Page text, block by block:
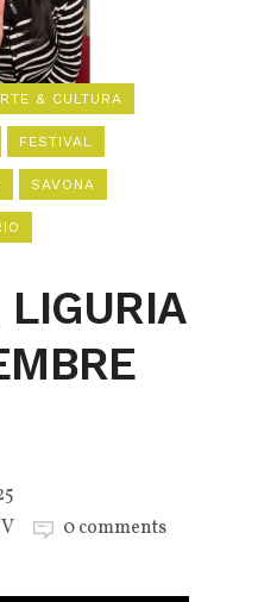
& CULTURA
FESTIVAL
SAVONA
LIGURIA
0 comments